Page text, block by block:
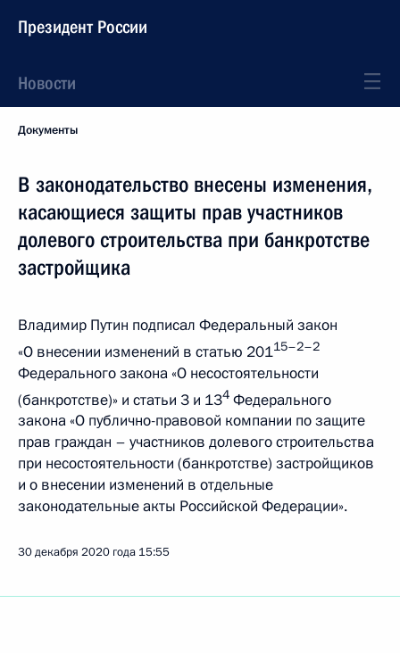
Президент России
Новости
Документы
В законодательство внесены изменения,
касающиеся защиты прав участников
долевого строительства при банкротстве
застройщика
Владимир Путин подписал Федеральный закон
«О внесении изменений в статью 20115–2–2
Федерального закона «О несостоятельности
(банкротстве)» и статьи 3 и 134 Федерального
закона «О публично-правовой компании по защите
прав граждан – участников долевого строительства
при несостоятельности (банкротстве) застройщиков
и о внесении изменений в отдельные
законодательные акты Российской Федерации».
30 декабря 2020 года 15:55